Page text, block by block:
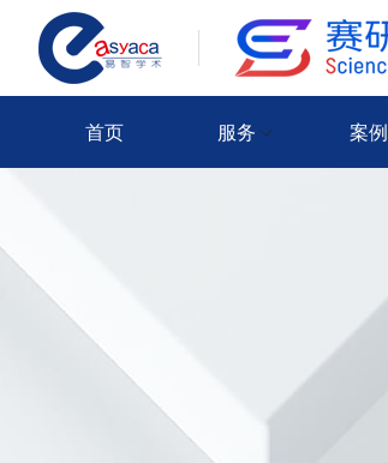
首页 服务 案例